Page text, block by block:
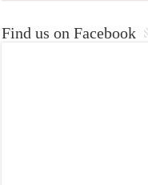
Find us on Facebook